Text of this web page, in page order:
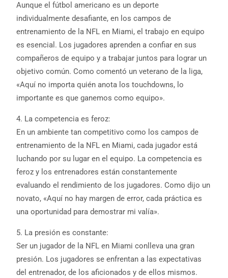
Aunque el fútbol americano es un deporte
individualmente desafiante, en los campos de
entrenamiento de la NFL en Miami, el trabajo en equipo
es esencial. Los jugadores aprenden a confiar en sus
compañeros de equipo y a trabajar juntos para lograr un
objetivo común. Como comentó un veterano de la liga,
«Aquí no importa quién anota los touchdowns, lo
importante es que ganemos como equipo».
4. La competencia es feroz:
En un ambiente tan competitivo como los campos de
entrenamiento de la NFL en Miami, cada jugador está
luchando por su lugar en el equipo. La competencia es
feroz y los entrenadores están constantemente
evaluando el rendimiento de los jugadores. Como dijo un
novato, «Aquí no hay margen de error, cada práctica es
una oportunidad para demostrar mi valía».
5. La presión es constante:
Ser un jugador de la NFL en Miami conlleva una gran
presión. Los jugadores se enfrentan a las expectativas
del entrenador, de los aficionados y de ellos mismos.